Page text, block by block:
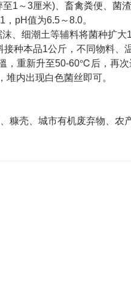
1～3厘米)、畜禽粪便、菌
pH值为6.5～8.0。
、细潮土等辅料将菌种扩大
种本品1公斤，不同物料、
重新升至50-60℃后，再次
内出现白色菌丝即可。
糠壳、城市有机废弃物、农